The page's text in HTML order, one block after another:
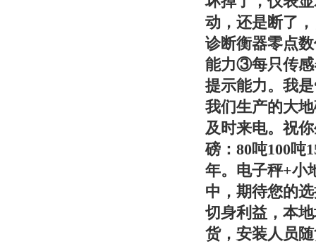
动，还是断了
诊断衡器零点
能力③每只传感
提示能力。我
我们生产的大
及时来电。祝
磅：80吨100吨
年。电子秤+小
中，期待您的
切身利益，本
货，安装人员